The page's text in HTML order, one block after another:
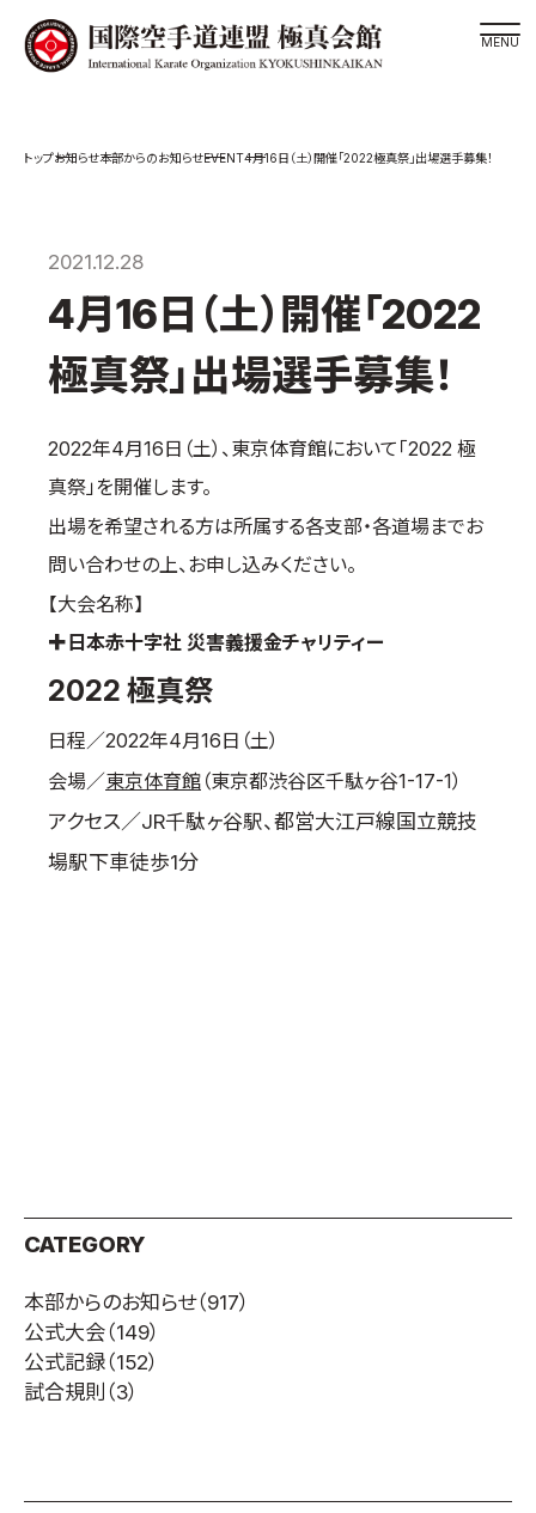
大山倍達総裁 紹介
松井章奎館長 紹介
極真の歴史
極真会館の概要
各委員会紹介
国際空手道連盟について
本部からのお知らせ
公式大会
公式記録
試合規則
プライバシーポリシー
お知らせ本部からのお知らせEVENT4月16日（土）開催「2022極真祭」出場選手募集！
2021.12.28
4月16日（土）開催「2022
極真祭」出場選手募集！
2022年4月16日（土）、東京体育館において「2022 極
真祭」を開催します。
出場を希望される方は所属する各支部・各道場までお
問い合わせの上、お申し込みください。
【大会名称】
✚日本赤十字社 災害義援金チャリティー
2022 極真祭
日程／2022年4月16日（土）
会場／東京体育館 （東京都渋谷区千駄ヶ谷1-17-1）
アクセス／JR千駄ヶ谷駅、都営大江戸線国立競技
場駅下車徒歩1分
CATEGORY
本部からのお知らせ（917）
公式大会（149）
公式記録（152）
試合規則 （3）